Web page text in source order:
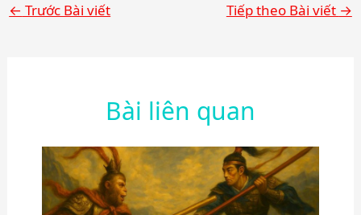
← Trước Bài viết Tiếp theo Bài viết →
Bài liên quan